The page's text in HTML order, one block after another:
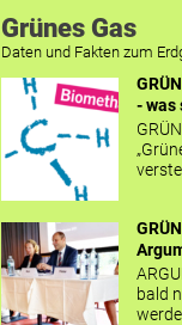
Grünes Gas
Daten und Fakten zum
- was
bald